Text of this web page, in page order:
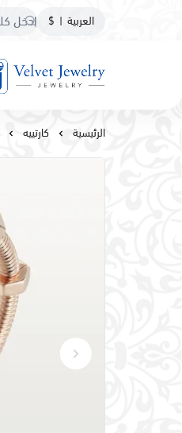
العربية |
$
مجوهرات مخمليه
الرئيسية كارتييه